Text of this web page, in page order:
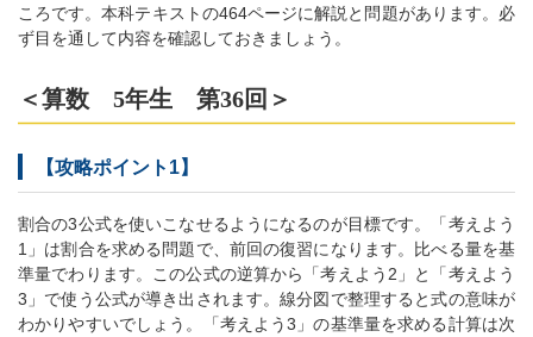
ころです。本科テキストの464ページに解説と問題があります。必
ず目を通して内容を確認しておきましょう。
＜算数 5年生 第36回＞
【攻略ポイント1】
割合の3公式を使いこなせるようになるのが目標です。「考えよう
1」は割合を求める問題で、前回の復習になります。比べる量を基
準量でわります。この公式の逆算から「考えよう2」と「考えよう
3」で使う公式が導き出されます。線分図で整理すると式の意味が
わかりやすいでしょう。「考えよう3」の基準量を求める計算は次